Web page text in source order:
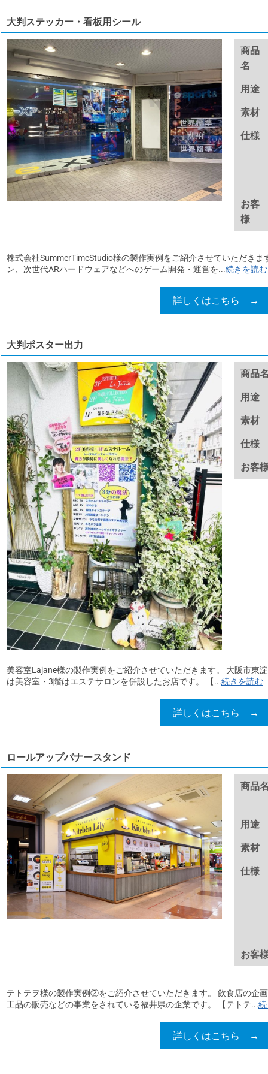
大判ステッカー・看板用シール
商品
名
用途
素材
仕様
お客
様
株式会社SummerTimeStudio様の製作実例をご紹介させていただきま
ン、次世代ARハードウェアなどへのゲーム開発・運営を...続きを読む
詳しくはこちら →
大判ポスター出力
商品
用途
素材
仕様
お客
美容室Lajane様の製作実例をご紹介させていただきます。 大阪市東
は美容室・3階はエステサロンを併設したお店です。 【...続きを読む
詳しくはこちら →
ロールアップバナースタンド
商品
用途
素材
仕様
お客
テトテヲ様の製作実例②をご紹介させていただきます。 飲食店の企
工品の販売などの事業をされている福井県の企業です。 【テトテ...
詳しくはこちら →